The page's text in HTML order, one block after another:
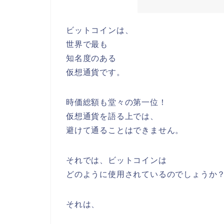
ビットコインは、
世界で最も
知名度のある
仮想通貨です。
時価総額も堂々の第一位！
仮想通貨を語る上では、
避けて通ることはできません。
それでは、ビットコインは
どのように使用されているのでしょうか
それは、